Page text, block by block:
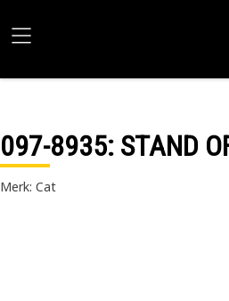
097-8935: STAND
Merk: Cat